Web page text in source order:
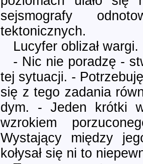
sejsmografy
tektonicznych.
Lucyfer oblizał wargi.
- Nic nie poradzę -
tej sytuacji. -
się z tego zadania
dym. - Jeden krótki
wzrokiem
Wystający między
kołysał się ni to